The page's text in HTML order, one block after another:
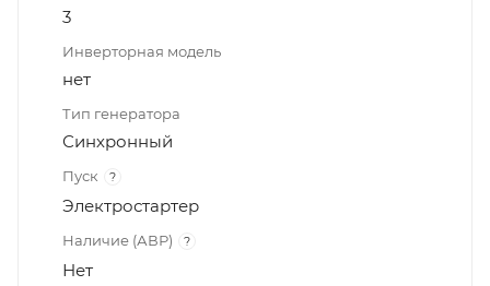
3
Инверторная модель
нет
Тип генератора
Синхронный
Пуск ?
Электростартер
Наличие (АВР) ?
Нет